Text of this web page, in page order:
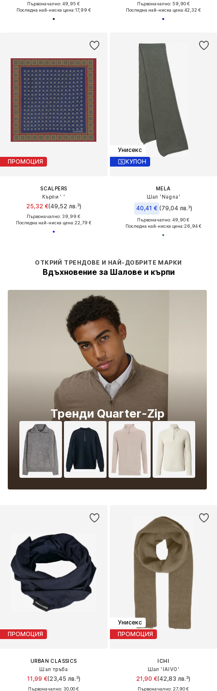
Първоначално: 49,95 €
Последна най-ниска цена:17,99 €
Първоначално: 59,90 €
Последна най-ниска цена:42,32 €
ПРОМОЦИЯ
SCALPERS
Кърпи ' '
25,32 €(49,52 лв.³)
Първоначално: 39,99 €
Последна най-ниска цена:22,79 €
Унисекс
КУПОН
MELA
Шал 'Nagna'
40,41 € (79,04 лв.³)
Първоначално: 49,90 €
Последна най-ниска цена:26,94 €
ПРОМОЦИЯ
URBAN CLASSICS
Шал тръба
11,99 €(23,45 лв.³)
Първоначално: 30,00 €
ОТКРИЙ ТРЕНДОВЕ И НАЙ-ДОБРИТЕ МАРКИ
Вдъхновение за Шалове и кърпи
Тренди Quarter-Zip
Унисекс
ПРОМОЦИЯ
ICHI
Шал 'IAIVO'
21,90 €(42,83 лв.³)
Първоначално: 27,90 €